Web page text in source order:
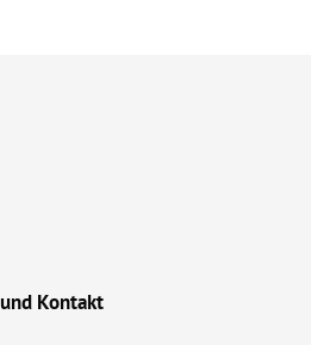
Kontakt